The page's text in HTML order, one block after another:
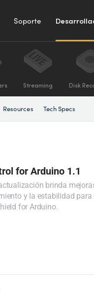
Soporte
Streaming Disk
Resources Tech Specs
for Arduino 1.1
brinda
y la estabilidad
for Arduino.